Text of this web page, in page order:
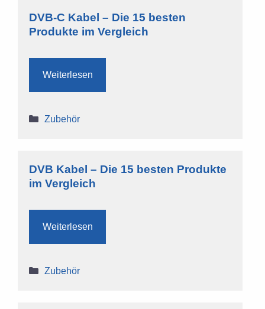
DVB-C Kabel – Die 15 besten
Produkte im Vergleich
Weiterlesen
Kategorien
Zubehör
DVB Kabel – Die 15 besten Produkte
im Vergleich
Weiterlesen
Kategorien
Zubehör